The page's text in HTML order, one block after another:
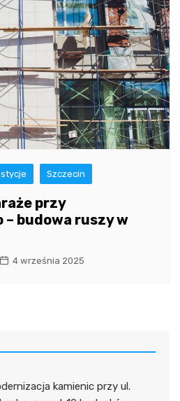
Szczecin
przy
budowa ruszy w
4 września 2025
kamienic przy ul.